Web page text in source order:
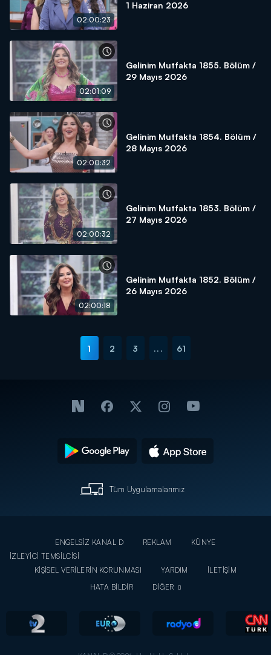
02:00:23
1 Haziran 2026
02:01:09
Gelinim Mutfakta 1855. Bölüm /
29 Mayıs 2026
02:00:32
Gelinim Mutfakta 1854. Bölüm /
28 Mayıs 2026
02:00:32
Gelinim Mutfakta 1853. Bölüm /
27 Mayıs 2026
02:00:18
Gelinim Mutfakta 1852. Bölüm /
26 Mayıs 2026
1 2 3 ... 61
Tüm Uygulamalarımız
ENGELSİZ KANAL D REKLAM
KÜNYE
İZLEYİCİ TEMSİLCİSİ
KİŞİSEL VERİLERİN KORUNMASI
YARDIM
İLETİŞİM
HATA BİLDİR
DİĞER